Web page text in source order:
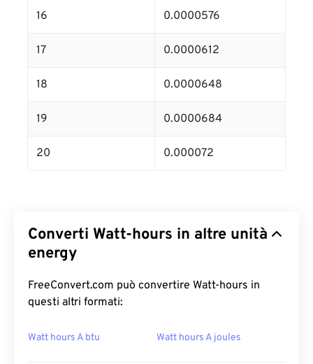
16 0.0000576
17 0.0000612
18 0.0000648
19 0.0000684
20 0.000072
Converti Watt-hours in altre unità
energy
FreeConvert.com può convertire Watt-hours in
questi altri formati:
Watt hours A btu Watt hours A joules